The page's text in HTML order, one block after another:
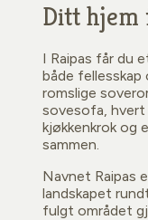
Ditt
I Raipas får du
både
romslige
sovesofa, hvert
kjøkkenkrok og
sammen.
Navnet Raipas
landskapet
fulgt området